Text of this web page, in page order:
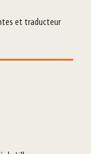
et traducteur